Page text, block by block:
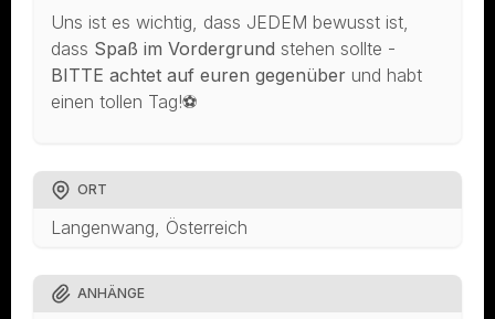
Uns ist es wichtig, dass JEDEM bewusst ist,
dass Spaß im Vordergrund stehen sollte -
BITTE achtet auf euren gegenüber und habt
einen tollen Tag!⚽️
ORT
Langenwang, Österreich
ANHÄNGE